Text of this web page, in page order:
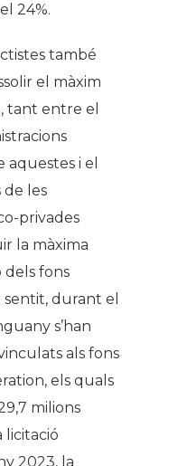
24%.
també
el màxim
tant entre el
i el
de les
privades
la màxima
dels fons
durant el
s’han
als fons
els quals
milions
licitació
2023, la